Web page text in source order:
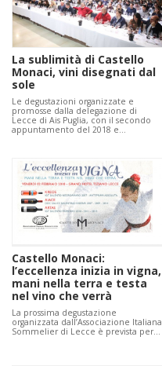
La sublimità di Castello
Monaci, vini disegnati dal
sole
Le degustazioni organizzate e
promosse dalla delegazione di
Lecce di Ais Puglia, con il secondo
appuntamento del 2018 e…
Castello Monaci:
l’eccellenza inizia in vigna,
mani nella terra e testa
nel vino che verrà
La prossima degustazione
organizzata dall’Associazione Italiana
Sommelier di Lecce è prevista per…